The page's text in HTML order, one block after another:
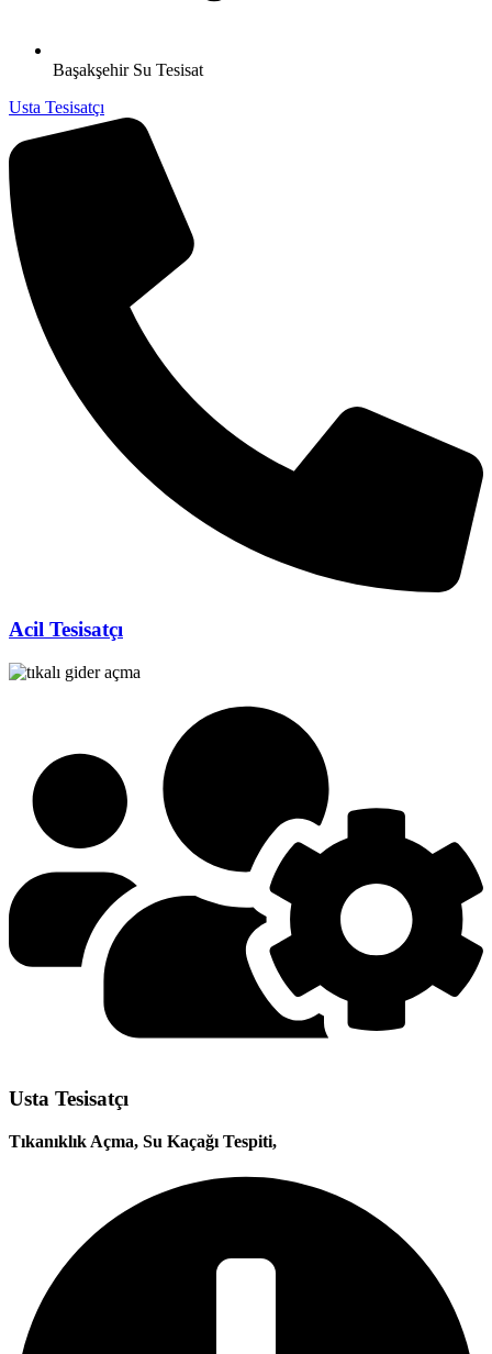
Başakşehir Su Tesisat
Usta Tesisatçı
Acil Tesisatçı
Usta Tesisatçı
Tıkanıklık Açma, Su Kaçağı Tespiti,